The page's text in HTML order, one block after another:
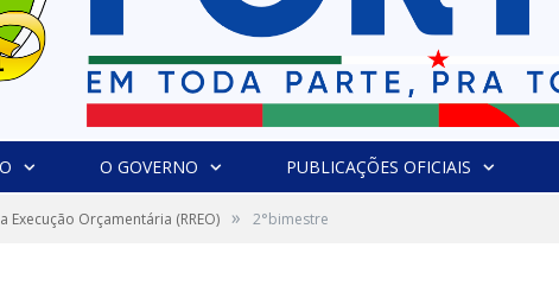
O GOVERNO PUBLICAÇÕES OFICIAIS
Execução Orçamentária (RREO) » 2°bimestre